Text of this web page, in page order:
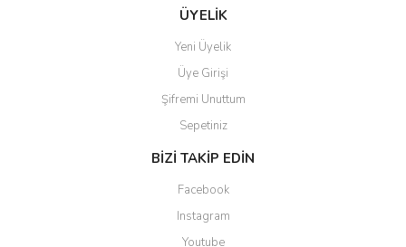
ÜYELİK
Yeni Üyelik
Üye Girişi
Şifremi Unuttum
Sepetiniz
BİZİ TAKİP EDİN
Facebook
Instagram
Youtube